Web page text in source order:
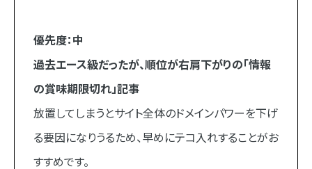
優先度：中
過去エース級だったが、順位が右肩下がりの「情報
の賞味期限切れ」記事
放置してしまうとサイト全体のドメインパワーを下げ
る要因になりうるため、早めにテコ入れすることがお
すすめです。